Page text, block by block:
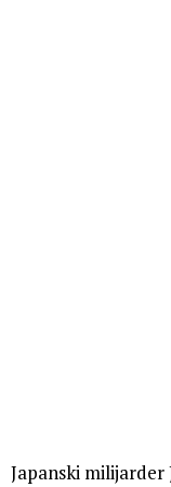
Japanski milijarder